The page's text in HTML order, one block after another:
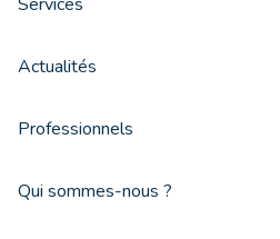
Actualités
Professionnels
Qui sommes-nous ?
chaudière à
13 février 2019
Changer son ancienne
nouvel appareil permet
également de consommer
impact environnemental.